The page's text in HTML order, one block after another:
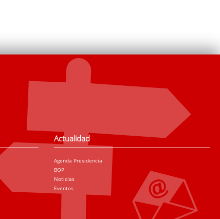
Actualidad
Agenda Presidencia
BOP
Noticias
Eventos